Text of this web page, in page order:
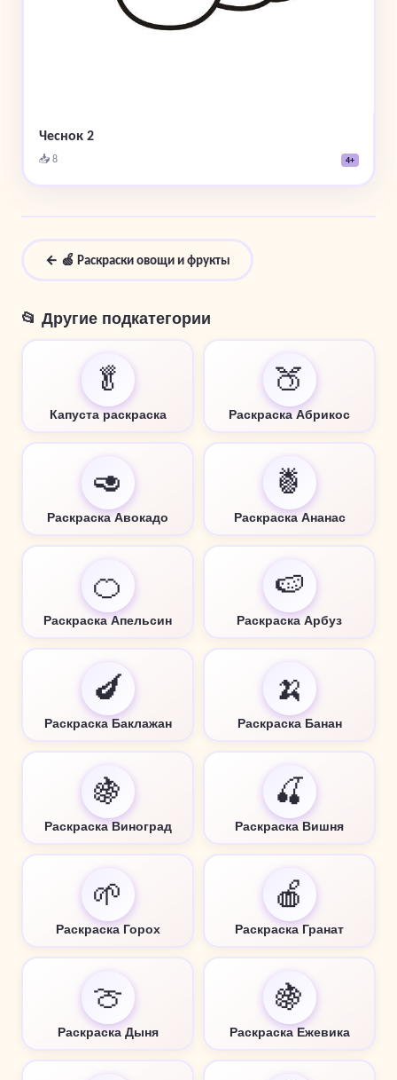
Чеснок 2
📥 8 4+
← 🍏 Раскраски овощи и фрукты
📂 Другие подкатегории
🥬
Капуста раскраска
🍑
Раскраска Абрикос
🥑
Раскраска Авокадо
🍍
Раскраска Ананас
🍊
Раскраска Апельсин
🍉
Раскраска Арбуз
🍆
Раскраска Баклажан
🍌
Раскраска Банан
🍇
Раскраска Виноград
🍒
Раскраска Вишня
🌱
Раскраска Горох
🍎
Раскраска Гранат
🍈
Раскраска Дыня
🍇
Раскраска Ежевика